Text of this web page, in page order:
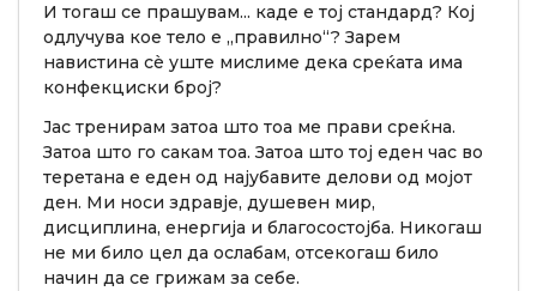
И тогаш се прашувам... каде е тој стандард? Кој
одлучува кое тело е „правилно“? Зарем
навистина сè уште мислиме дека среќата има
конфекциски број?
Јас тренирам затоа што тоа ме прави среќна.
Затоа што го сакам тоа. Затоа што тој еден час во
теретана е еден од најубавите делови од мојот
ден. Ми носи здравје, душевен мир,
дисциплина, енергија и благосостојба. Никогаш
не ми било цел да ослабам, отсекогаш било
начин да се грижам за себе.